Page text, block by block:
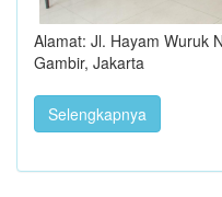
Alamat: Jl. Hayam Wuruk
Gambir, Jakarta
Selengkapnya